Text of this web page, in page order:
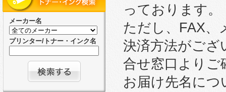
メーカー名
プリンター/トナー・インク名
っております。
ただし、FAX、
決済方法がござ
合せ窓口よりご
お届け先名につ